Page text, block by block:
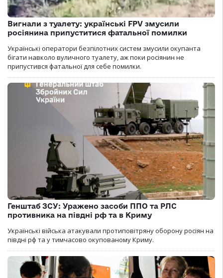
Вигнали з туалету: українські FPV змусили
росіянина припуститися фатальної помилки
Українські оператори безпілотних систем змусили окупанта
бігати навколо вуличного туалету, аж поки росіянин не
припустився фатальної для себе помилки.
Генштаб ЗСУ: Уражено засоби ППО та РЛС
противника на півдні рф та в Криму
Українські війська атакували протиповітряну оборону росіян на
півдні рф та у тимчасово окупованому Криму.